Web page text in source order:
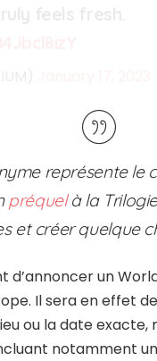
représente
préquelà la
et créer quelque
d’annoncer un
Il sera en effet
ou la date
notamment